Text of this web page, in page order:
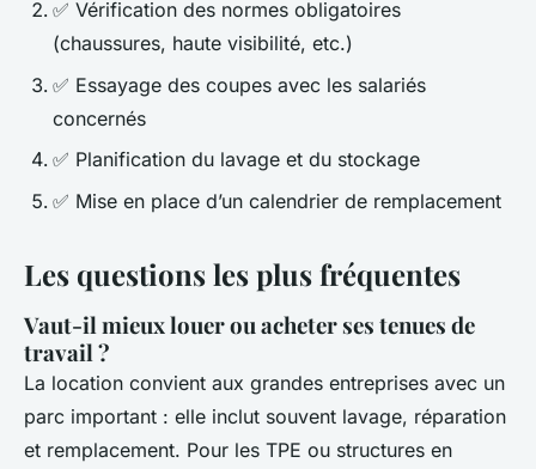
✅ Vérification des normes obligatoires
(chaussures, haute visibilité, etc.)
✅ Essayage des coupes avec les salariés
concernés
✅ Planification du lavage et du stockage
✅ Mise en place d’un calendrier de remplacement
Les questions les plus fréquentes
Vaut-il mieux louer ou acheter ses tenues de
travail ?
La location convient aux grandes entreprises avec un
parc important : elle inclut souvent lavage, réparation
et remplacement. Pour les TPE ou structures en